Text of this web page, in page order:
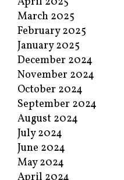
March 2025
February 2025
January 2025
December 2024
November 2024
October 2024
September 2024
August 2024
July 2024
June 2024
May 2024